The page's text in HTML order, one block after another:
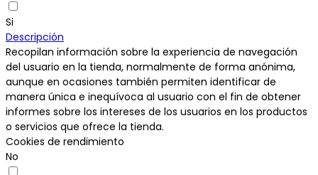
Si
Descripción
Recopilan información sobre la experiencia de navegación
del usuario en la tienda, normalmente de forma anónima,
aunque en ocasiones también permiten identificar de
manera única e inequívoca al usuario con el fin de obtener
informes sobre los intereses de los usuarios en los productos
o servicios que ofrece la tienda.
Cookies de rendimiento
No